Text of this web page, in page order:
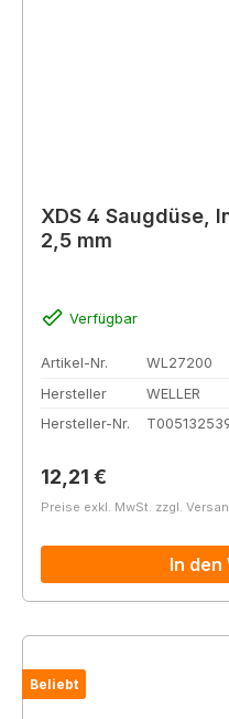
XDS 4 Saugdüse,
2,5 mm
Verfügbar
Artikel-Nr.
WL27200
Hersteller
WELLER
Hersteller-Nr.
Regulärer Preis:
12,21 €
Preise exkl. MwSt. zzgl.
In den
Beliebt